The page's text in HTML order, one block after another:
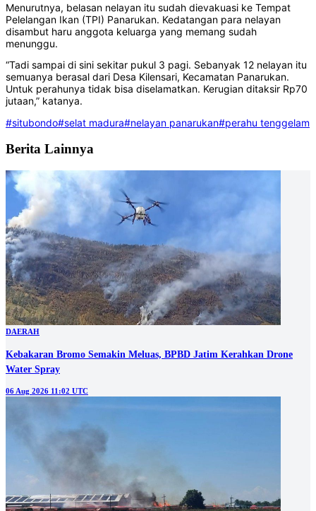
Menurutnya, belasan nelayan itu sudah dievakuasi ke Tempat
Pelelangan Ikan (TPI) Panarukan. Kedatangan para nelayan
disambut haru anggota keluarga yang memang sudah
menunggu.
“Tadi sampai di sini sekitar pukul 3 pagi. Sebanyak 12 nelayan itu
semuanya berasal dari Desa Kilensari, Kecamatan Panarukan.
Untuk perahunya tidak bisa diselamatkan. Kerugian ditaksir Rp70
jutaan,” katanya.
#situbondo#selat madura#nelayan panarukan#perahu tenggelam
Berita Lainnya
DAERAH
Kebakaran Bromo Semakin Meluas, BPBD Jatim Kerahkan Drone
Water Spray
06 Aug 2026 11:02 UTC